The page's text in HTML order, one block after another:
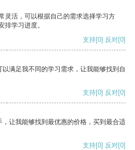
灵活，可以根据自己的需求选择学习方
排学习进度。
支持[0] 反对[0]
满足我不同的学习需求，让我能够找到自
支持[0] 反对[0]
让我能够找到最优惠的价格，买到最合适
支持[0] 反对[0]